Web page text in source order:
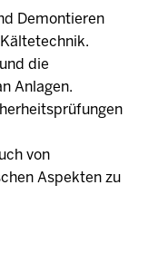
Demontieren
die
Anlagen.
von
Aspekten zu